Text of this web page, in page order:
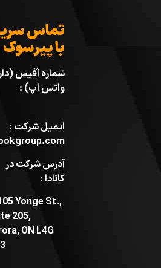
تماس
با پیرسوک
شماره آفیس
واتس اپ) :
ایمیل شرکت :
آدرس شرکت در
کانادا :
Yonge St.,
205,
ON L4G